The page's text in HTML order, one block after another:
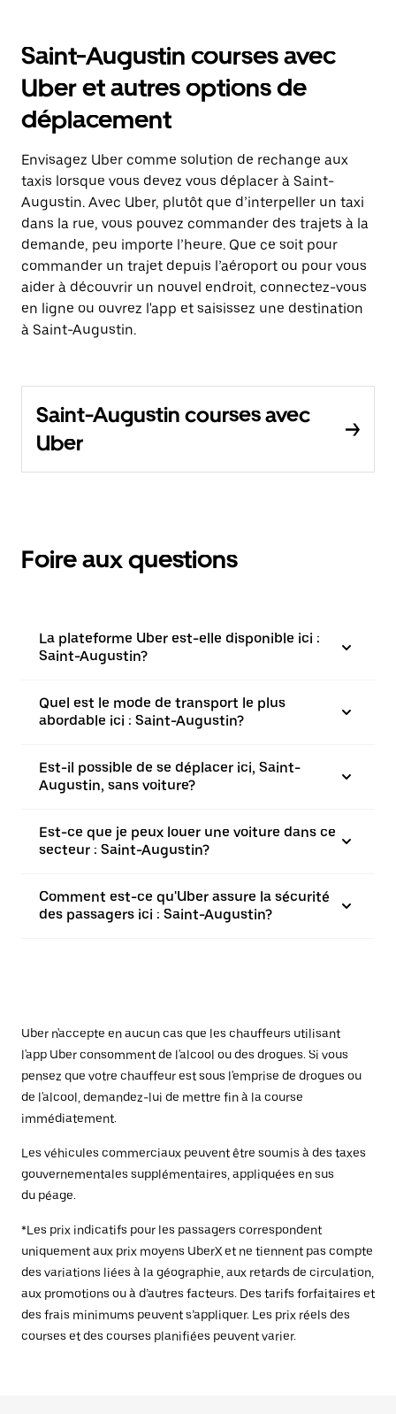
Saint-Augustin courses avec
Uber et autres options de
déplacement
Envisagez Uber comme solution de rechange aux
taxis lorsque vous devez vous déplacer à Saint-
Augustin. Avec Uber, plutôt que d’interpeller un taxi
dans la rue, vous pouvez commander des trajets à la
demande, peu importe l’heure. Que ce soit pour
commander un trajet depuis l’aéroport ou pour vous
aider à découvrir un nouvel endroit, connectez-vous
en ligne ou ouvrez l'app et saisissez une destination
à Saint-Augustin.
Saint-Augustin courses avec
Uber
Foire aux questions
La plateforme Uber est-elle disponible ici :
Saint-Augustin?
Quel est le mode de transport le plus
abordable ici : Saint-Augustin?
Est-il possible de se déplacer ici, Saint-
Augustin, sans voiture?
Est-ce que je peux louer une voiture dans ce
secteur : Saint-Augustin?
Comment est-ce qu'Uber assure la sécurité
des passagers ici : Saint-Augustin?
Uber n'accepte en aucun cas que les chauffeurs utilisant
l'app Uber consomment de l'alcool ou des drogues. Si vous
pensez que votre chauffeur est sous l'emprise de drogues ou
de l'alcool, demandez-lui de mettre fin à la course
immédiatement.
Les véhicules commerciaux peuvent être soumis à des taxes
gouvernementales supplémentaires, appliquées en sus
du péage.
*Les prix indicatifs pour les passagers correspondent
uniquement aux prix moyens UberX et ne tiennent pas compte
des variations liées à la géographie, aux retards de circulation,
aux promotions ou à d’autres facteurs. Des tarifs forfaitaires et
des frais minimums peuvent s’appliquer. Les prix réels des
courses et des courses planifiées peuvent varier.